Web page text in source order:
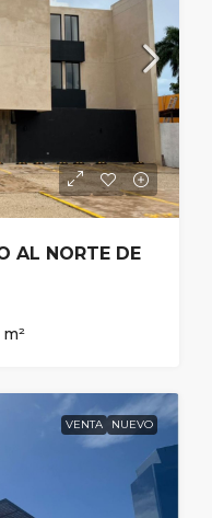
AL NORTE DE
m²
VENTA NUEVO